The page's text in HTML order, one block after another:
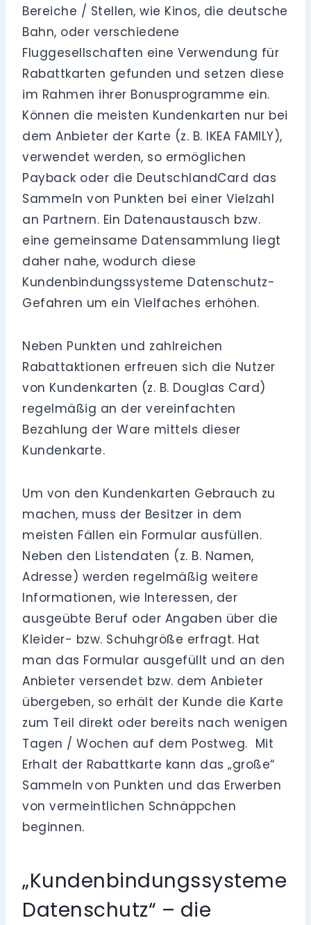
Bereiche / Stellen, wie Kinos, die deutsche
Bahn, oder verschiedene
Fluggesellschaften eine Verwendung für
Rabattkarten gefunden und setzen diese
im Rahmen ihrer Bonusprogramme ein.
Können die meisten Kundenkarten nur bei
dem Anbieter der Karte (z. B. IKEA FAMILY),
verwendet werden, so ermöglichen
Payback oder die DeutschlandCard das
Sammeln von Punkten bei einer Vielzahl
an Partnern. Ein Datenaustausch bzw.
eine gemeinsame Datensammlung liegt
daher nahe, wodurch diese
Kundenbindungssysteme Datenschutz-
Gefahren um ein Vielfaches erhöhen.
Neben Punkten und zahlreichen
Rabattaktionen erfreuen sich die Nutzer
von Kundenkarten (z. B. Douglas Card)
regelmäßig an der vereinfachten
Bezahlung der Ware mittels dieser
Kundenkarte.
Um von den Kundenkarten Gebrauch zu
machen, muss der Besitzer in dem
meisten Fällen ein Formular ausfüllen.
Neben den Listendaten (z. B. Namen,
Adresse) werden regelmäßig weitere
Informationen, wie Interessen, der
ausgeübte Beruf oder Angaben über die
Kleider- bzw. Schuhgröße erfragt. Hat
man das Formular ausgefüllt und an den
Anbieter versendet bzw. dem Anbieter
übergeben, so erhält der Kunde die Karte
zum Teil direkt oder bereits nach wenigen
Tagen / Wochen auf dem Postweg. Mit
Erhalt der Rabattkarte kann das „große“
Sammeln von Punkten und das Erwerben
von vermeintlichen Schnäppchen
beginnen.
„Kundenbindungssysteme
Datenschutz“ – die